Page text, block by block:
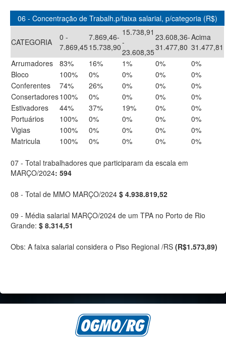
06 - Concentração de Trabalh.p/faixa salarial, p/categoria (R$)
CATEGORIA
0 -
7.869,45
7.869,46-
15.738,90
15.738,91
-
23.608,35
23.608,36-
31.477,80
Acima
31.477,81
Arrumadores
83% 16% 1% 0%
0%
Bloco
100% 0% 0% 0%
0%
Conferentes
74% 26% 0% 0%
0%
Consertadores100% 0% 0% 0%
0%
Estivadores
44% 37% 19% 0%
0%
Portuários
100% 0% 0% 0%
0%
Vigias
100% 0% 0% 0%
0%
Matricula
100% 0% 0% 0% 0%
07 - Total trabalhadores que participaram da escala em
MARÇO/2024: 594
08 - Total de MMO MARÇO/2024 $ 4.938.819,52
09 - Média salarial MARÇO/2024 de um TPA no Porto de Rio
Grande: $ 8.314,51
Obs: A faixa salarial considera o Piso Regional /RS (R$1.573,89)